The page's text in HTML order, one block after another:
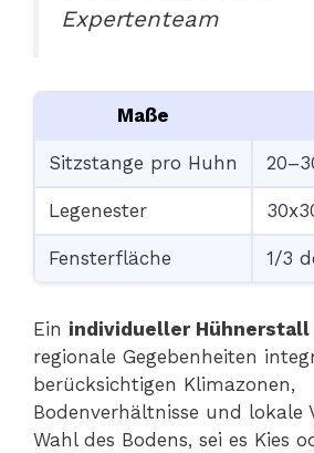
Expertenteam
Maße
Sitzstange pro Huhn
Legenester
Fensterfläche 1/3
Ein individueller Hühnerstall
regionale Gegebenheiten
berücksichtigen Klimazonen,
Bodenverhältnisse und lokale
Wahl des Bodens, sei es Kies